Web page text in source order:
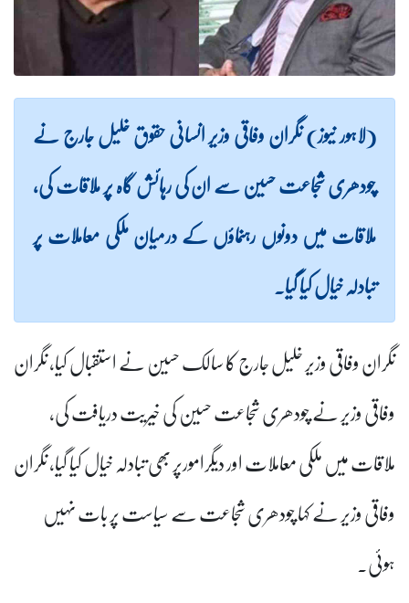
(لاہور نیوز) نگران وفاقی وزیر انسانی حقوق خلیل جارج نے
چودھری شجاعت حسین سے ان کی رہائش گاہ پر ملاقات کی،
ملاقات میں دونوں رہنماؤں کے درمیان ملکی معاملات پر
تبادلہ خیال کیا گیا۔
نگران وفاقی وزیر خلیل جارج کا سالک حسین نے استقبال کیا، نگران
وفاقی وزیر نے چودھری شجاعت حسین کی خیریت دریافت کی،
ملاقات میں ملکی معاملات اور دیگرامورپر بھی تبادلہ خیال کیا گیا، نگران
وفاقی وزیر نے کہا چودھری شجاعت سے سیاست پر بات نہیں
ہوئی۔